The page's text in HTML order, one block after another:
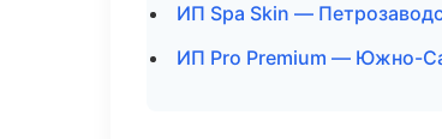
ИП Spa Skin —
ИП Pro Premium — Южно-